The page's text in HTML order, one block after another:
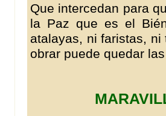
Que intercedan para
la Paz que es el
atalayas, ni faristas,
obrar puede quedar